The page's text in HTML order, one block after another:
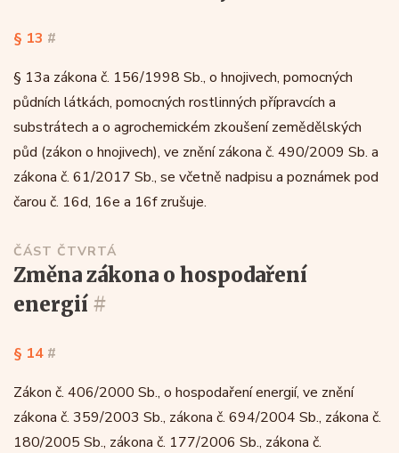
§ 13 #
§ 13a zákona č. 156/1998 Sb., o hnojivech, pomocných
půdních látkách, pomocných rostlinných přípravcích a
substrátech a o agrochemickém zkoušení zemědělských
půd (zákon o hnojivech), ve znění zákona č. 490/2009 Sb. a
zákona č. 61/2017 Sb., se včetně nadpisu a poznámek pod
čarou č. 16d, 16e a 16f zrušuje.
ČÁST ČTVRTÁ
změna zákona o hospodaření
energií #
§ 14 #
Zákon č. 406/2000 Sb., o hospodaření energií, ve znění
zákona č. 359/2003 Sb., zákona č. 694/2004 Sb., zákona č.
180/2005 Sb., zákona č. 177/2006 Sb., zákona č.